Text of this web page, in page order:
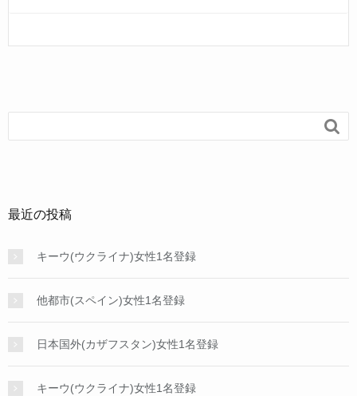

最近の投稿
キーウ(ウクライナ)女性1名登録
他都市(スペイン)女性1名登録
日本国外(カザフスタン)女性1名登録
キーウ(ウクライナ)女性1名登録